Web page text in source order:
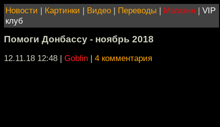
Новости | Картинки | Видео | Переводы | Магазин | VIP
клуб
Помоги Донбассу - ноябрь 2018
12.11.18 12:48 | Goblin | 4 комментария